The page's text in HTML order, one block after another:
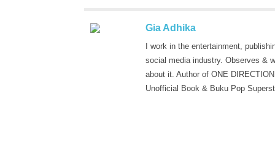
Gia Adhika
I work in the entertainment,
social media industry. Observes &
about it. Author of ONE
Unofficial Book & Buku Pop